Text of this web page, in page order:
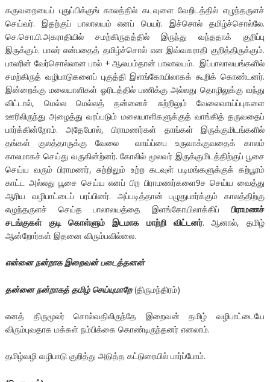
கருவறையைப் புதுப்பிக்குங் காலத்தில் கடவுளை வேறிடத்தில் எழுந்தருளச்
செய்வர். இதற்குப் பாலாலயம் எனப் பெயர். இச்சொல் தமிழ்ச்சொல்லே.
செ.சொ.பி.அகராதியில் சமற்கிருதத்தில் இருந்து வந்ததாக் குறிப்பு
இருக்கும். பாலர் என்பதைத் தமிழ்ச்சொல் என இவ்வகராதி குறித்திருக்கும்.
பாலரின் வேர்சொல்லான பால் + ஆலயம்தான் பாலாலயம். இப்பாலாலயங்களில்
சமற்கிருத் வழிபாடுகளைப் புகுத்தி இளங்கோயிலாகக் கூறிக் கொண்டனர்.
இன்றைக்கு மலையாளிகள் ஓரிடத்தில் பணிக்கு அல்லது தொழிலுக்கு வந்து
விட்டால், மெல்ல மெல்லத் தன்னைச் சுற்றிலும் வேலைவாய்ப்புகளை
ஊரிலிருந்து அழைத்து வரப்படும் மலையாளிகளுக்குத் வாங்கித் தருவதைப்
பார்க்கின்றோம். அதேபோல், பிராமணர்கள் தாங்கள் இருக்குமிடங்களில்
தங்கள் குலத்தாருக்கு வேலை வாய்ப்பை உருவாக்குவதைக் காலம்
காலமாகச் செய்து வருகின்ற்னர். கோலில் மூலவர் இருக்குமிடத்திற்குப் பூசை
செய்ய வரும் பிராமணர், சுற்றிலும் உற்ற கடவுள் படிமங்களுக்குக் கற்பூரம்
காட்ட அல்லது பூசை செய்ய எனப் பிற பிராமணர்களை9ச செய்ய வைத்து
ஆரிய வழிபாட்டைப் பரப்பினர். அப்படித்தான் பழுதுபார்க்கும் காலத்திற்கு
எழுந்தருளச் செய்த பாலாலயத்தை இளங்கோயிலாக்கிப்பிராமணச்
சடங்குகள் குடி கொள்ளும் இடமாக மாற்றி விட்டனர். ஆனால், தமிழ்
ஆன்றோர்கள் இதனை விரும்பவில்லை.
என்னை நன்றாக இறைவன் படைத்தனன்
தன்னை நன்றாகத் தமிழ் செய்யுமாறே(திருமந்திரம்)
எனத் திருமூலர் சொல்வதிலிருந்தே இறைவன் தமிழ் வழிபாட்டையே
விரும்புவதாக மக்கள் நம்பிக்கை கொண்டிருந்தனர் எனலாம்.
தமிழ்வழி வழிபாடு குறித்து அடுத்த கட்டுரையில் பார்ப்போம்.